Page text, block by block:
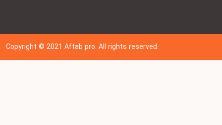
Copyright © 202 1Aftab pro. All rights reserved.